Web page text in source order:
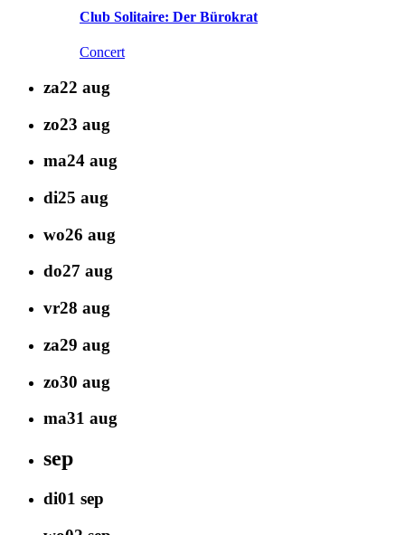
Club Solitaire: Der Bürokrat
Concert
za22 aug
zo23 aug
ma24 aug
di25 aug
wo26 aug
do27 aug
vr28 aug
za29 aug
zo30 aug
ma31 aug
sep
di01 sep